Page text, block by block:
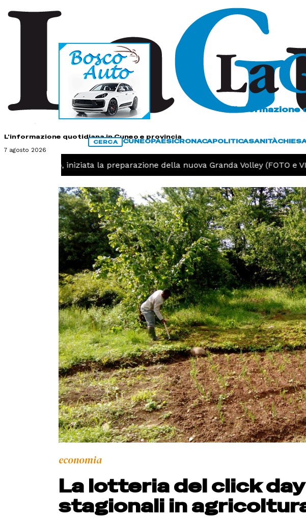
L'informazione quotidiana in Cuneo e provincia
7 agosto 2026
L'informazione
CERCA CUNEOPAESICRONACAPOLITICASANITÀ
Pallavolo, iniziata la preparazione della nuova Granda Volley (FOTO e
economia
La lotteria del click
stagionali in